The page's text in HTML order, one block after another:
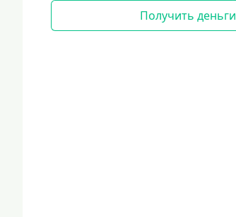
Получить деньги